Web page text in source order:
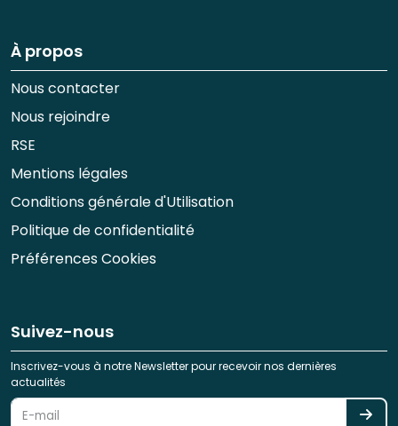
À propos
Nous contacter
Nous rejoindre
RSE
Mentions légales
Conditions générale d'Utilisation
Politique de confidentialité
Préférences Cookies
Suivez-nous
Inscrivez-vous à notre Newsletter pour recevoir nos dernières
actualités